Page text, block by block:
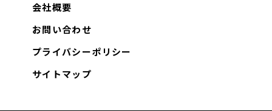
会社概要
お問い合わせ
プライバシーポリシー
サイトマップ